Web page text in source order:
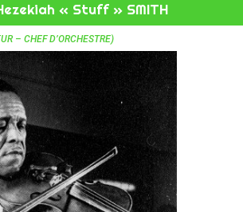
« Stuff » SMITH
– CHEF D’ORCHESTRE)